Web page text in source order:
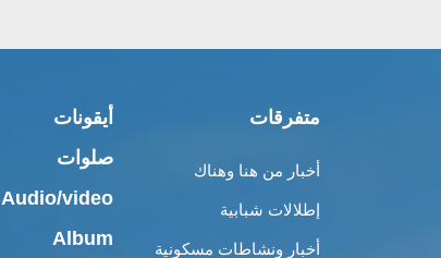
متفرقات
أخبار من هنا وهناك
إطلالات شبابية
أخبار ونشاطات مسكونية
أيقونات
صلوات
Audio/video
Album